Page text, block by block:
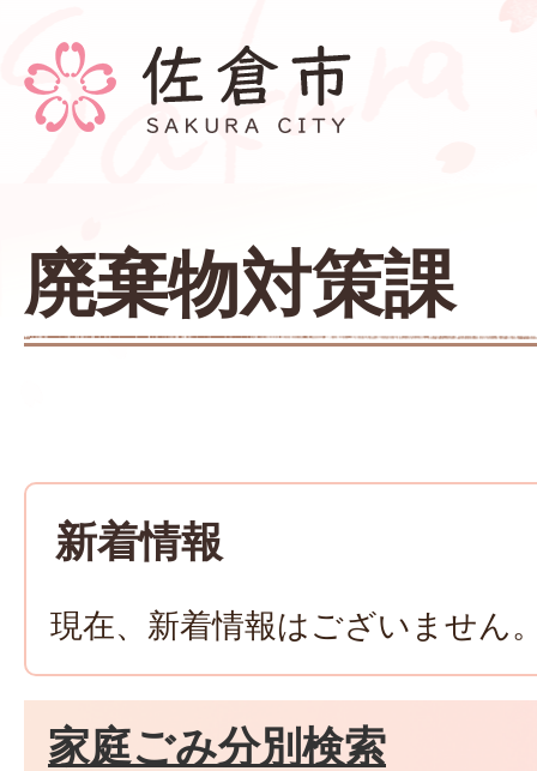
廃棄物対策課
新着情報
現在、新着情報はございません
家庭ごみ分別検索